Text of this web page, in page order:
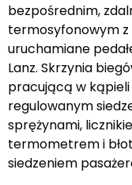
bezpośrednim,
termosyfonowym z
uruchamiane
Lanz. Skrzynia
pracującą w
regulowanym
sprężynami,
termometrem i
siedzeniem